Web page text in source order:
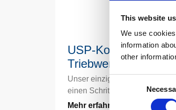
This website
We use
information
other
Consent
Selection
USP-Konzept /
Triebwerkschaufeln
Unser einzigartiges USP-
einen Schritt voraus zu sein!
Mehr erfahren